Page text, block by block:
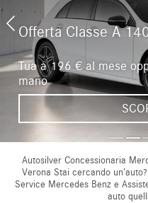
Offerta Classe A
Tua a 196 € al mese
mano
Autosilver Concessionaria
Verona Stai cercando
Service Mercedes Benz e
auto